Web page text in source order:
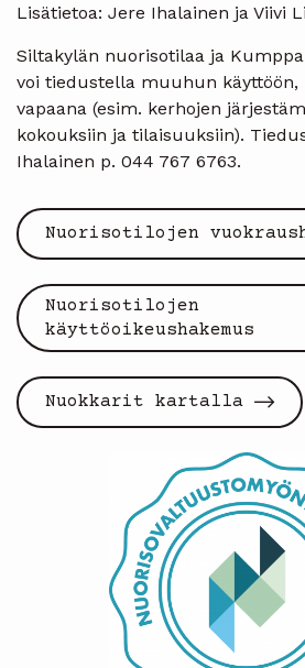
Lisätietoa: Jere Ihalainen ja Viivi
Siltakylän nuorisotilaa ja
voi tiedustella muuhun käyttöön,
vapaana (esim. kerhojen
kokouksiin ja tilaisuuksiin).
Ihalainen p. 044 767 6763.
Nuorisotilojen
Nuorisotilojen
käyttöoikeushakemus
Nuokkarit kartalla